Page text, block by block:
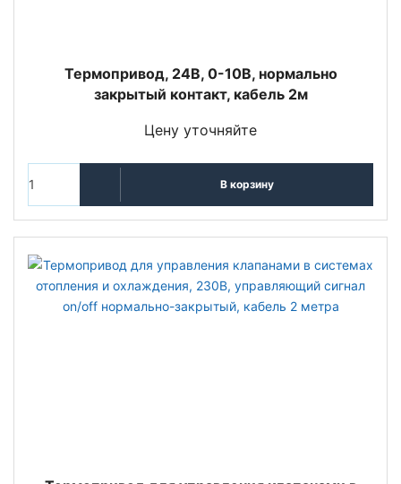
Термопривод, 24В, 0-10В, нормально
закрытый контакт, кабель 2м
Цену уточняйте
В корзину